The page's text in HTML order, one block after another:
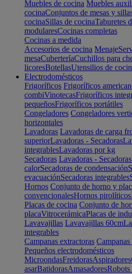
Muebles de cocina Muebles
cocinaConjuntos de mesas y
cocinaSillas de cocinaTaburetes
modularesCocinas completas
Cocinas a medida
Accesorios de cocina Menaje
mesaCuberteríaCuchillos para
licoresBotellasUtensilios de
Electrodomésticos
Frigoríficos Frigoríficos
combiVinotecasFrigoríficos
pequeñosFrigoríficos portátiles
Congeladores Congeladores
horizontales
Lavadoras Lavadoras de carga
superiorLavadoras - Secadoras
integrablesLavadoras por kg
Secadoras Lavadoras - Secadoras
calorSecadoras de condensación
evacuaciónSecadoras integrables
Hornos Conjunto de horno y
convencionalesHornos pirolíticos
Placas de cocina Conjunto de
placaVitrocerámicaPlacas de
Lavavajillas Lavavajillas 60cm
integrables
Campanas extractoras
Pequeños electrodomésticos
MicroondasFreidorasAspiradores
asarBatidorasAmasadoresRobots